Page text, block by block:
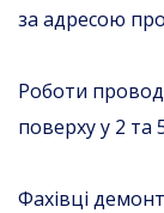
за адресою
Роботи
поверху у 2 та 5
Фахівці